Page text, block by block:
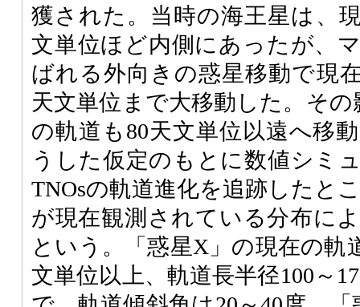
獲された。当時の海王星は、
文単位ほど内側にあったが、
ばれる外向きの惑星移動で現
天文単位まで大移動した。そ
の軌道も80天文単位以遠へ移
うした仮定のもとに数値シミ
TNOsの軌道進化を追跡したと
が現在観測されている分布に
という。「惑星X」の現在の軌
文単位以上、軌道長半径100～